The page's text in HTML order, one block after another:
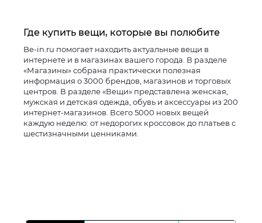
Где купить вещи, которые вы полюбите
Be-in.ru помогает находить актуальные вещи в
интернете и в магазинах вашего города. В разделе
«Магазины» собрана практически полезная
информация о 3000 брендов, магазинов и торговых
центров. В разделе «Вещи» представлена женская,
мужская и детская одежда, обувь и аксессуары из 200
интернет-магазинов. Всего 5000 новых вещей
каждую неделю: от недорогих кроссовок до платьев с
шестизначными ценниками.